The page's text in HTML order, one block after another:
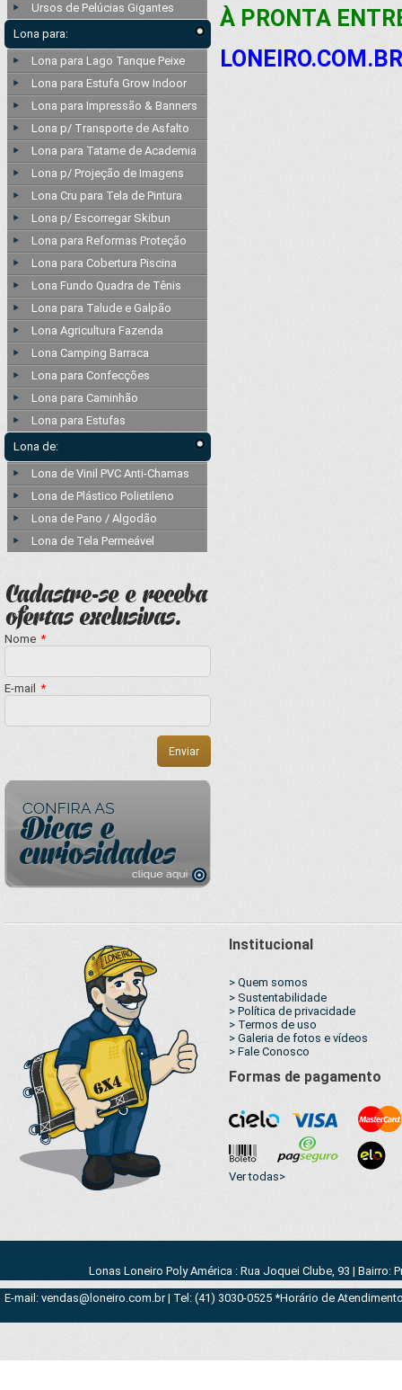
Ursos de Pelúcias Gigantes
Lona para:
Lona para Lago Tanque Peixe
Lona para Estufa Grow Indoor
Lona para Impressão & Banners
Lona p/ Transporte de Asfalto
Lona para Tatame de Academia
Lona p/ Projeção de Imagens
Lona Cru para Tela de Pintura
Lona p/ Escorregar Skibun
Lona para Reformas Proteção
Lona para Cobertura Piscina
Lona Fundo Quadra de Tênis
Lona para Talude e Galpão
Lona Agricultura Fazenda
Lona Camping Barraca
Lona para Confecções
Lona para Caminhão
Lona para Estufas
Lona de:
Lona de Vinil PVC Anti-Chamas
Lona de Plástico Polietileno
Lona de Pano / Algodão
Lona de Tela Permeável
Nome *
E-mail *
À PRONTA
Institucional
> Quem somos
> Sustentabilidade
> Política de privacidade
> Termos de uso
> Galeria de fotos e vídeos
> Fale Conosco
Formas de pagamento
Ver todas>
Lonas Loneiro Poly América : Rua Joquei Clube, 93 | Bairro:
E-mail: vendas@loneiro.com.br | Tel: (41) 3030-0525 *Horário de